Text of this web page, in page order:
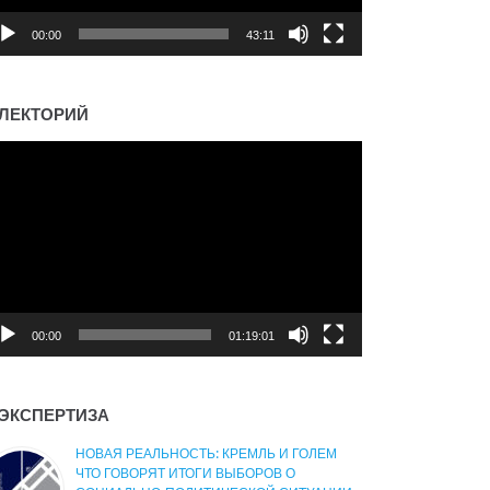
00:00 43:11
00:00 01:19:01
НОВАЯ РЕАЛЬНОСТЬ: КРЕМЛЬ И ГОЛЕМ
ЧТО ГОВОРЯТ ИТОГИ ВЫБОРОВ О